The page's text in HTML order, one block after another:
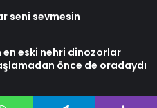
seni sevmesin
en eski nehri dinozorlar
önce de oradaydı